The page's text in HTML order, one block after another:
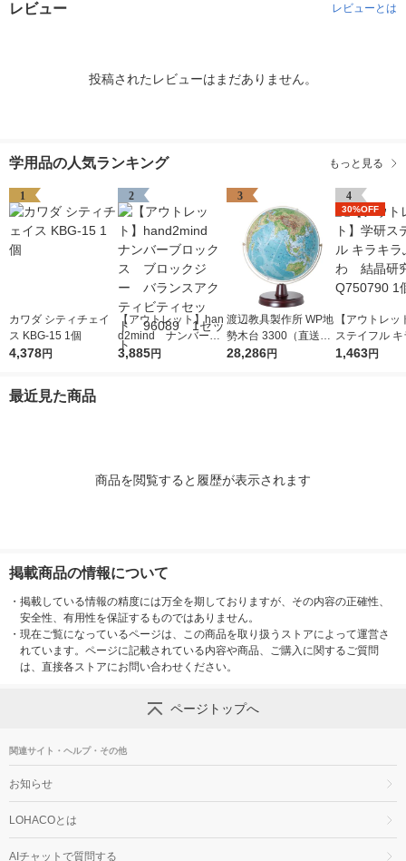
レビュー レビューとは
投稿されたレビューはまだありません。
学用品の人気ランキング もっと見る
1
カワダ シティチェイ
ス KBG-15 1個
4,378円
2
【アウトレット】han
d2mind ナンバーブ
ロックス ブロックジ
3,885円
3
渡辺教具製作所 WP地
勢木台 3300（直送
品）
28,286円
4
30%OFF
【アウトレッ
ステイフル
ふわふわ 結
1,463円
最近見た商品
商品を閲覧すると履歴が表示されます
掲載商品の情報について
・ 掲載している情報の精度には万全を期しておりますが、その内容の正確性、
安全性、有用性を保証するものではありません。
・ 現在ご覧になっているページは、この商品を取り扱うストアによって運営さ
れています。ページに記載されている内容や商品、ご購入に関するご質問
は、直接各ストアにお問い合わせください。
ページトップへ
関連サイト・ヘルプ・その他
お知らせ
LOHACOとは
AIチャットで質問する